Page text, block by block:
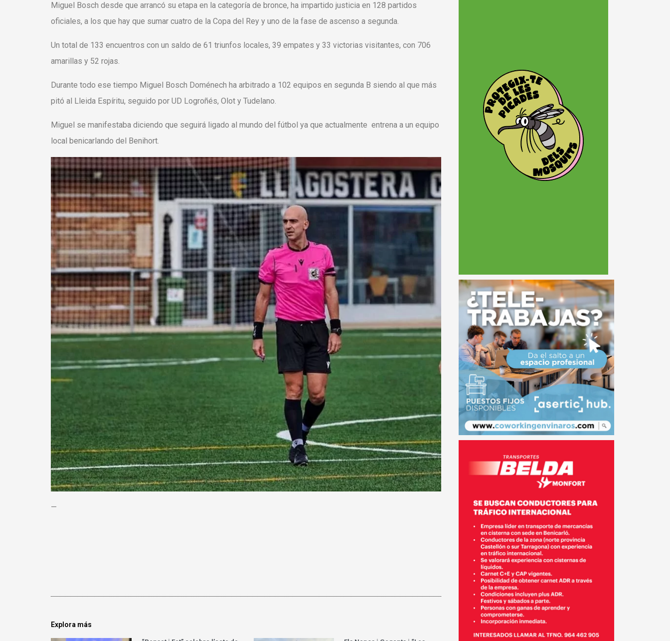
Miguel Bosch desde que arrancó su etapa en la categoría de bronce, ha impartido justicia en 128 partidos
oficiales, a los que hay que sumar cuatro de la Copa del Rey y uno de la fase de ascenso a segunda.
Un total de 133 encuentros con un saldo de 61 triunfos locales, 39 empates y 33 victorias visitantes, con 706
amarillas y 52 rojas.
Durante todo ese tiempo Miguel Bosch Doménech ha arbitrado a 102 equipos en segunda B siendo al que más
pitó al Lleida Espíritu, seguido por UD Logroñés, Olot y Tudelano.
Miguel se manifestaba diciendo que seguirá ligado al mundo del fútbol ya que actualmente entrena a un equipo
local benicarlando del Benihort.
—
Explora más